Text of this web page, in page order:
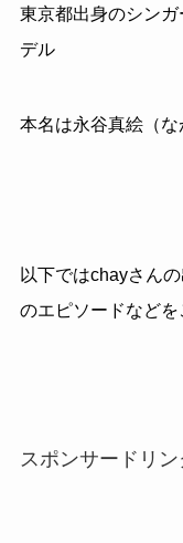
東京都出身のシン
デル
本名は永谷真絵（な
以下ではchayさん
のエピソードなど
スポンサードリン